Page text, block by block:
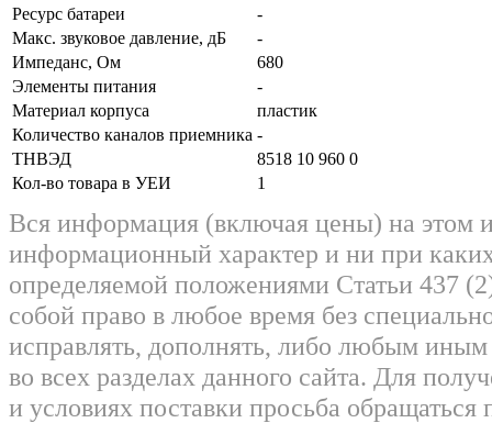
Ресурс батареи
-
Макс. звуковое давление, дБ
-
Импеданс, Ом
680
Элементы питания
-
Материал корпуса
пластик
Количество каналов приемника -
ТНВЭД
8518 10 960 0
Кол-во товара в УЕИ
1
Вся информация (включая цены) на этом
информационный характер и ни при
определяемой положениями Статьи 437
собой право в любое время без
исправлять, дополнять, либо любым
во всех разделах данного сайта. Для
и условиях поставки просьба